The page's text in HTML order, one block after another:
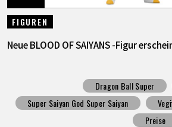
FIGUREN
Neue BLOOD OF SAIYANS -Figur
Dragon Ball Super
Super Saiyan God Super Saiyan
Preise